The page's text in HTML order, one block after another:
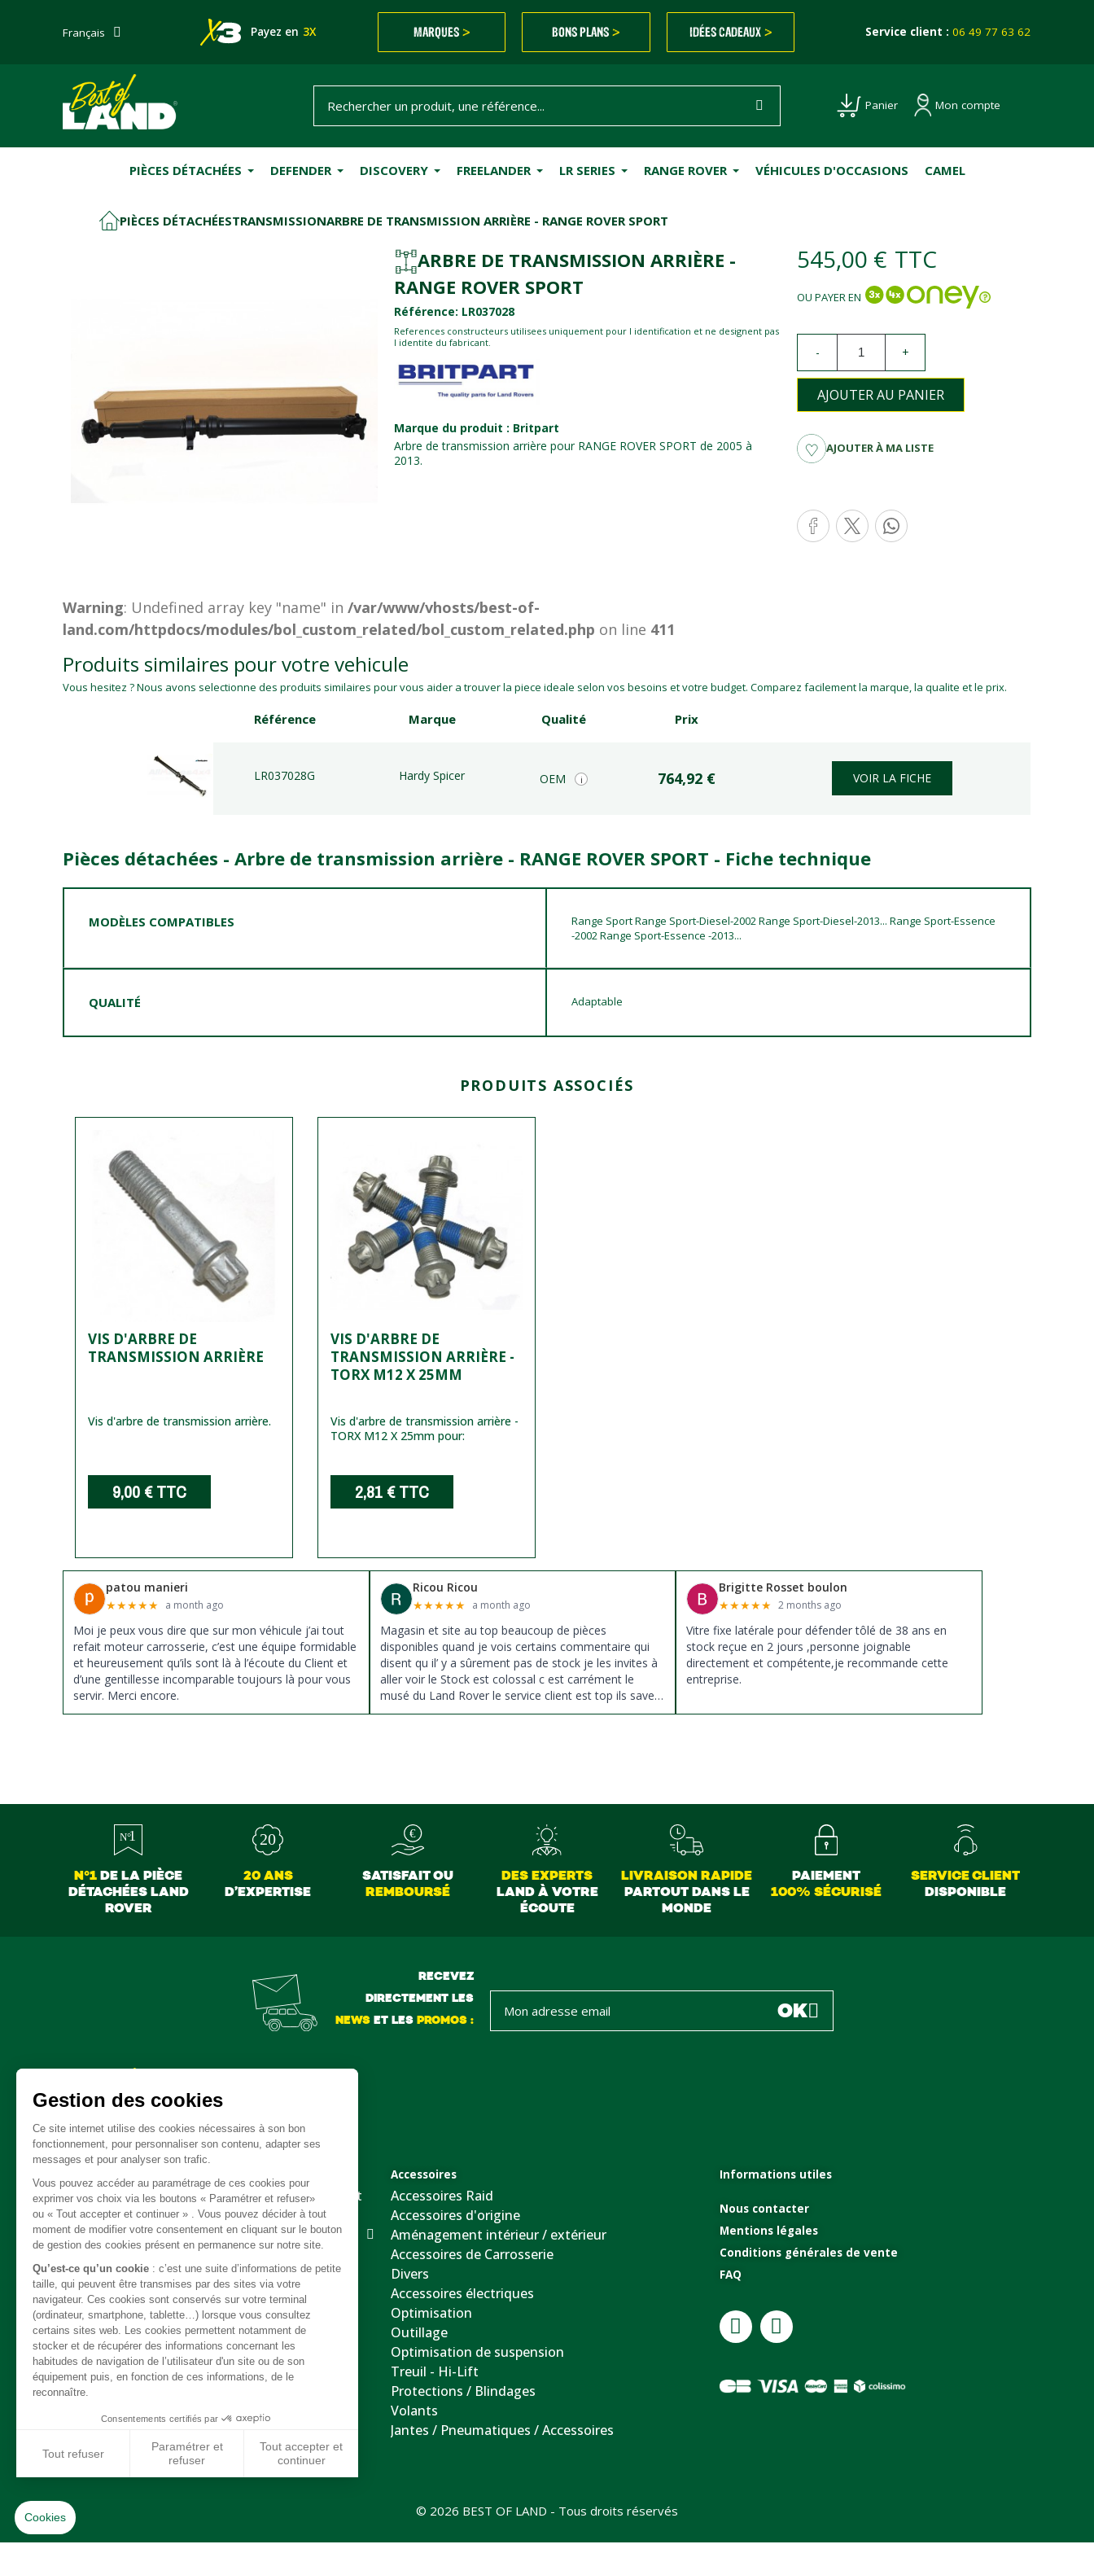
Français Payez en 3X MARQUES > BONS PLANS > IDÉES CADEAUX > Service client :06 49 77 63 62
Panier Mon compte
PIÈCES DÉTACHÉES DEFENDER DISCOVERY FREELANDER LR SERIES RANGE ROVER VÉHICULES D'OCCASIONS CAMEL
PIÈCES DÉTACHÉESTRANSMISSIONARBRE DE TRANSMISSION ARRIÈRE - RANGE ROVER SPORT
ARBRE DE TRANSMISSION ARRIÈRE -
RANGE ROVER SPORT
Référence: LR037028
References constructeurs utilisees uniquement pour l identification et ne designent pas
l identite du fabricant.
Marque du produit : Britpart
Arbre de transmission arrière pour RANGE ROVER SPORT de 2005 à
2013.
545,00 € TTC
OU PAYER EN
- +
AJOUTER AU PANIER
AJOUTER À MA LISTE
Warning: Undefined array key "name" in/var/www/vhosts/best-of-
land.com/httpdocs/modules/bol_custom_related/bol_custom_related.php on line 411
Produits similaires pour votre vehicule
Vous hesitez ? Nous avons selectionne des produits similaires pour vous aider a trouver la piece ideale selon vos besoins et votre budget. Comparez facilement la marque, la qualite et le prix.
Référence Marque Qualité Prix
LR037028G Hardy Spicer OEM i 764,92 € VOIR LA FICHE
Pièces détachées - Arbre de transmission arrière - RANGE ROVER SPORT - Fiche technique
MODÈLES COMPATIBLES
Range Sport Range Sport-Diesel-2002 Range Sport-Diesel-2013... Range Sport-Essence
-2002 Range Sport-Essence -2013...
QUALITÉ Adaptable
PRODUITS ASSOCIÉS
VIS D'ARBRE DE
TRANSMISSION ARRIÈRE
Vis d'arbre de transmission arrière.
9,00 €TTC
VIS D'ARBRE DE
TRANSMISSION ARRIÈRE -
TORX M12 X 25MM
Vis d'arbre de transmission arrière -
TORX M12 X 25mm pour:
2,81 €TTC
patou manieri
★★★★★ a month ago
Moi je peux vous dire que sur mon véhicule j’ai tout
refait moteur carrosserie, c’est une équipe formidable
et heureusement qu’ils sont là à l’écoute du Client et
d’une gentillesse incomparable toujours là pour vous
servir. Merci encore.
Ricou Ricou
★★★★★ a month ago
Magasin et site au top beaucoup de pièces
disponibles quand je vois certains commentaire qui
disent qu il’ y a sûrement pas de stock je les invites à
aller voir le Stock est colossal c est carrément le
musé du Land Rover le service client est top ils savent
donné des conseils et ne pousse pas à la vente ils
Brigitte Rosset boulon
★★★★★ 2 months ago
Vitre fixe latérale pour défender tôlé de 38 ans en
stock reçue en 2 jours ,personne joignable
directement et compétente,je recommande cette
entreprise.
N°1DE LA PIÈCE
DÉTACHÉES LAND
ROVER
20 ANS
D’EXPERTISE
SATISFAIT OU
REMBOURSÉ
DES EXPERTS
LAND À VOTRE
ÉCOUTE
LIVRAISON RAPIDE
PARTOUT DANS LE
MONDE
PAIEMENT
100% SÉCURISÉ
SERVICE CLIENT
DISPONIBLE
RECEVEZ
DIRECTEMENT LES
NEWSET LES PROMOS : OK
Embrayage - Boite de vitesse / boite de transfert
Câble
Carrosserie / Chassis
Direction
Echappement
Electricité
Freinage
Intérieur
Moteur
Refroidissement / chauffage / clim
Suspension
Système de carburant
Jantes / Pneumatiques
Accessoires
Accessoires Raid
Accessoires d'origine
Aménagement intérieur / extérieur
Accessoires de Carrosserie
Divers
Accessoires électriques
Optimisation
Outillage
Optimisation de suspension
Treuil - Hi-Lift
Protections / Blindages
Volants
Jantes / Pneumatiques / Accessoires
Informations utiles
Nous contacter
Mentions légales
Conditions générales de vente
FAQ
© 2026 BEST OF LAND - Tous droits réservés